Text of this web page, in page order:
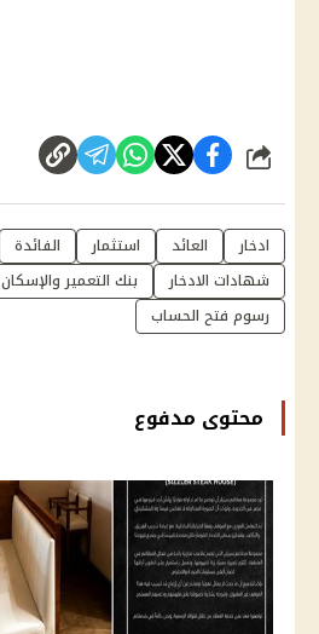
شارك
ادخار العائد استثمار الفائدة
شهادات الادخار
بنك التعمير والإسكان
رسوم فتح الحساب
محتوى مدفوع